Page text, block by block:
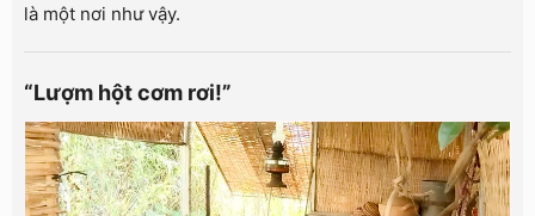
là một nơi như vậy.
“Lượm hột cơm rơi!”